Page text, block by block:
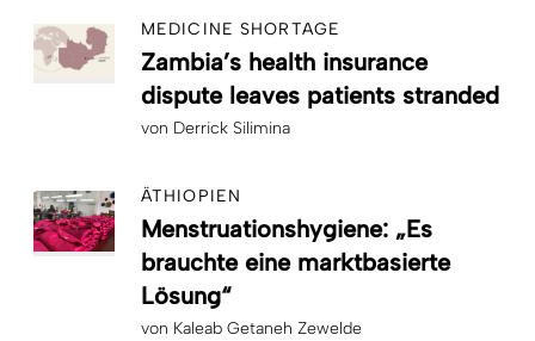
MEDICINE SHORTAGE
Zambia’s health insurance
dispute leaves patients stranded
von Derrick Silimina
ÄTHIOPIEN
Menstruationshygiene: „Es
brauchte eine marktbasierte
Lösung“
von Kaleab Getaneh Zewelde